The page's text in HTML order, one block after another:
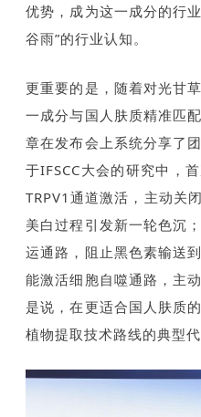
优势，成为这一成分的行
谷雨”的行业认知。
更重要的是，随着对光甘
一成分与国人肤质精准匹
章在发布会上系统分享了
于IFSCC大会的研究中，
TRPV1通道激活，主动关
美白过程引发新一轮色沉
运通路，阻止黑色素输送
能激活细胞自噬通路，主
是说，在更适合国人肤质
植物提取技术路线的典型